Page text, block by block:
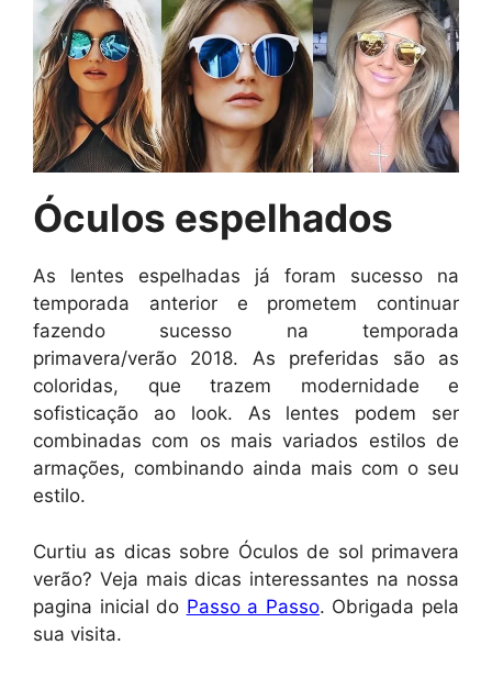
Óculos espelhados
As lentes espelhadas já foram sucesso na
temporada anterior e prometem continuar
fazendo sucesso na temporada
primavera/verão 2018. As preferidas são as
coloridas, que trazem modernidade e
sofisticação ao look. As lentes podem ser
combinadas com os mais variados estilos de
armações, combinando ainda mais com o seu
estilo.
Curtiu as dicas sobre Óculos de sol primavera
verão? Veja mais dicas interessantes na nossa
pagina inicial do Passo a Passo. Obrigada pela
sua visita.